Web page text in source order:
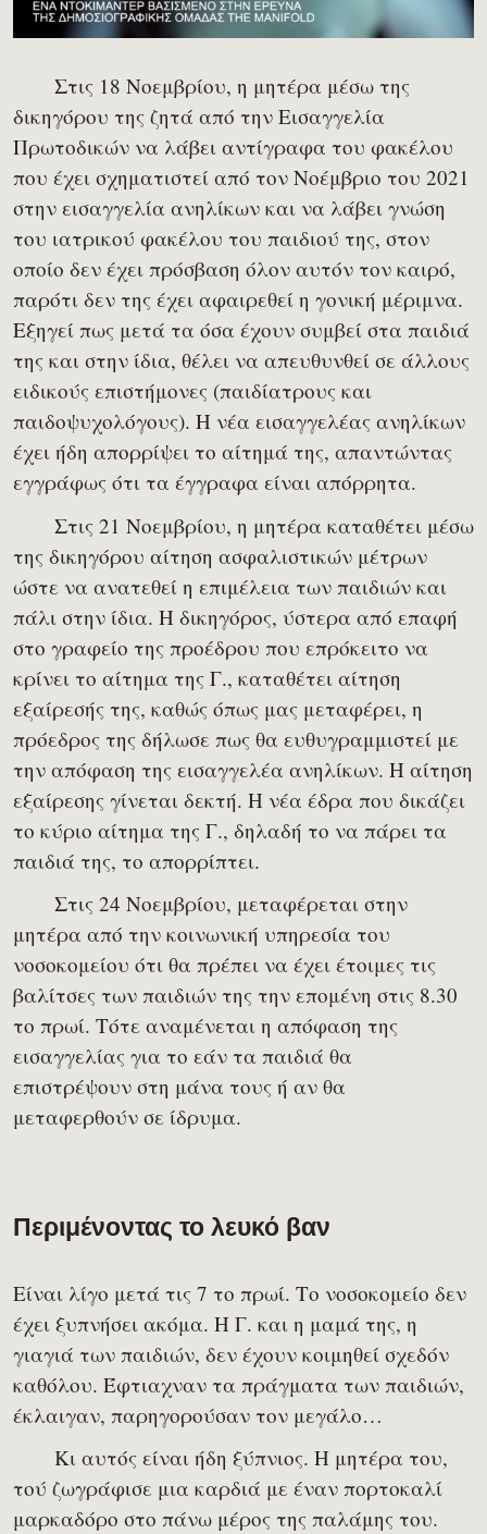
Στις 18 Νοεμβρίου, η μητέρα μέσω της
δικηγόρου της ζητά από την Εισαγγελία
Πρωτοδικών να λάβει αντίγραφα του φακέλου
που έχει σχηματιστεί από τον Νοέμβριο του 2021
στην εισαγγελία ανηλίκων και να λάβει γνώση
του ιατρικού φακέλου του παιδιού της, στον
οποίο δεν έχει πρόσβαση όλον αυτόν τον καιρό,
παρότι δεν της έχει αφαιρεθεί η γονική μέριμνα.
Εξηγεί πως μετά τα όσα έχουν συμβεί στα παιδιά
της και στην ίδια, θέλει να απευθυνθεί σε άλλους
ειδικούς επιστήμονες (παιδίατρους και
παιδοψυχολόγους). Η νέα εισαγγελέας ανηλίκων
έχει ήδη απορρίψει το αίτημά της, απαντώντας
εγγράφως ότι τα έγγραφα είναι απόρρητα.
Στις 21 Νοεμβρίου, η μητέρα καταθέτει μέσω
της δικηγόρου αίτηση ασφαλιστικών μέτρων
ώστε να ανατεθεί η επιμέλεια των παιδιών και
πάλι στην ίδια. Η δικηγόρος, ύστερα από επαφή
στο γραφείο της προέδρου που επρόκειτο να
κρίνει το αίτημα της Γ., καταθέτει αίτηση
εξαίρεσής της, καθώς όπως μας μεταφέρει, η
πρόεδρος της δήλωσε πως θα ευθυγραμμιστεί με
την απόφαση της εισαγγελέα ανηλίκων. Η αίτηση
εξαίρεσης γίνεται δεκτή. Η νέα έδρα που δικάζει
το κύριο αίτημα της Γ., δηλαδή το να πάρει τα
παιδιά της, το απορρίπτει.
Στις 24 Νοεμβρίου, μεταφέρεται στην
μητέρα από την κοινωνική υπηρεσία του
νοσοκομείου ότι θα πρέπει να έχει έτοιμες τις
βαλίτσες των παιδιών της την επομένη στις 8.30
το πρωί. Τότε αναμένεται η απόφαση της
εισαγγελίας για το εάν τα παιδιά θα
επιστρέψουν στη μάνα τους ή αν θα
μεταφερθούν σε ίδρυμα.
Περιμένοντας το λευκό βαν
Είναι λίγο μετά τις 7 το πρωί. Το νοσοκομείο δεν
έχει ξυπνήσει ακόμα. Η Γ. και η μαμά της, η
γιαγιά των παιδιών, δεν έχουν κοιμηθεί σχεδόν
καθόλου. Έφτιαχναν τα πράγματα των παιδιών,
έκλαιγαν, παρηγορούσαν τον μεγάλο…
Κι αυτός είναι ήδη ξύπνιος. Η μητέρα του,
τού ζωγράφισε μια καρδιά με έναν πορτοκαλί
μαρκαδόρο στο πάνω μέρος της παλάμης του.